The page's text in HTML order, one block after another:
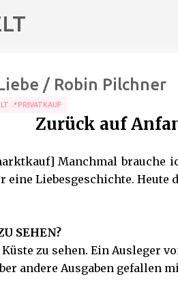
/ Robin Pilchner
📍PRIVATKAUF
Zurück auf
Manchmal brauche
eine Liebesgeschichte. Heute
SEHEN?
zu sehen. Ein Ausleger
andere Ausgaben gefallen